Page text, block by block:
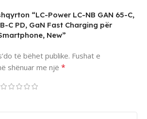
“LC-Power LC-NB GAN 65-C,
C PD, GaN Fast Charging për
New”
të bëhet publike. Fushat e
shënuar me një *